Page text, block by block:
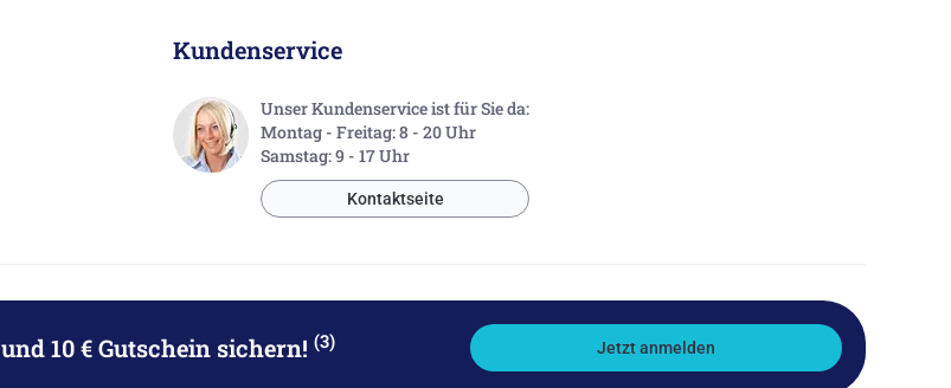
Kundenservice
Unser Kundenservice ist für Sie da:
Montag - Freitag: 8 - 20 Uhr
Samstag: 9 - 17 Uhr
Kontaktseite
und 10 € Gutschein sichern! (3) Jetzt anmelden